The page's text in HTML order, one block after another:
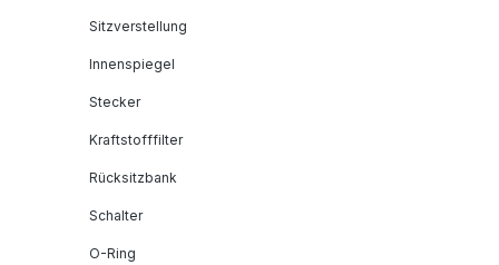
Sitzverstellung
Innenspiegel
Stecker
Kraftstofffilter
Rücksitzbank
Schalter
O-Ring